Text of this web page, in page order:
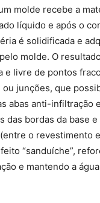
molde recebe a
líquido e após o
é solidificada e
molde. O
e livre de pontos
ou junções, que
abas anti-infiltração
das bordas da base
o revestimento
“sanduíche”,
e mantendo a